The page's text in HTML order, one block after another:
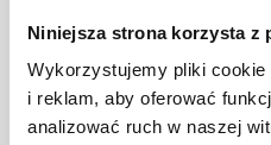
Niniejsza strona korzysta z
Wykorzystujemy pliki
i reklam, aby oferować
analizować ruch w naszej